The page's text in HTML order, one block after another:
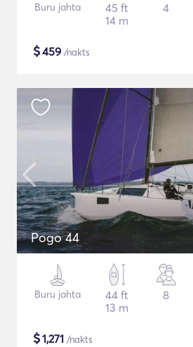
Buru jahta
45 ft
14 m
4
$459 /nakts
Pogo 44
Buru jahta
44 ft
13 m
8
$1,271 /nakts